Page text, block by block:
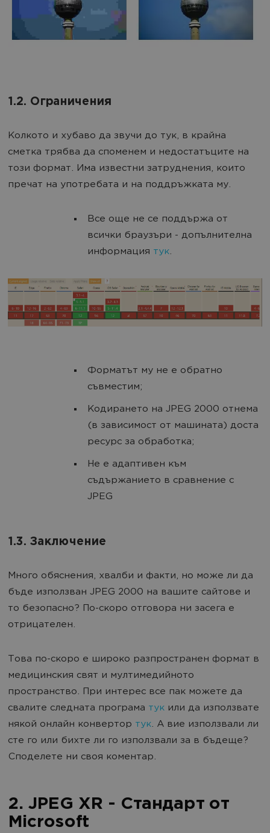
1.2. Ограничения
Колкото и хубаво да звучи до тук, в крайна
сметка трябва да споменем и недостатъците на
този формат. Има известни затруднения, които
пречат на употребата и на поддръжката му.
Все още не се поддържа от
всички браузъри - допълнителна
информация тук.
Форматът му не е обратно
съвместим;
Кодирането на JPEG 2000 отнема
(в зависимост от машината) доста
ресурс за обработка;
Не е адаптивен към
съдържанието в сравнение с
JPEG
1.3. Заключение
Много обяснения, хвалби и факти, но може ли да
бъде използван JPEG 2000 на вашите сайтове и
то безопасно? По-скоро отговора ни засега е
отрицателен.
Това по-скоро е широко разпространен формат в
медицинския свят и мултимедийното
пространство. При интерес все пак можете да
свалите следната програма тук или да използвате
някой онлайн конвертор тук. А вие използвали ли
сте го или бихте ли го използвали за в бъдеще?
Споделете ни своя коментар.
2. JPEG XR - Стандарт от
Microsoft